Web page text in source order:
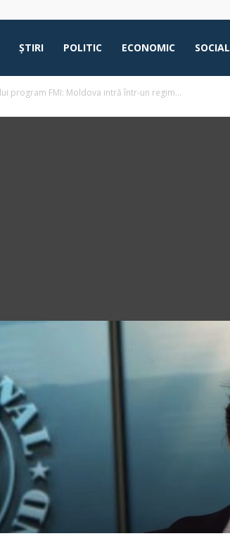
ŞTIRI POLITIC ECONOMIC SOCIAL
program FMI: Moldova intră într-un regim...